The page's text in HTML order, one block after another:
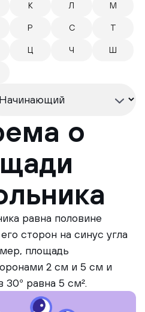
К Л М
Р С Т
Ц Ч Ш
о
равна половине
сторон на синус угла
площадь
2 см и 5 см и
равна 5 см².